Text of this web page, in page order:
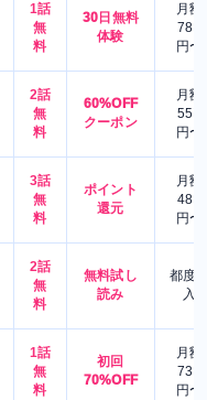
1話
無
料
30日無料
体験
月額
780
円〜
2話
無
料
60%OFF
クーポン
月額
550
円〜
3話
無
料
ポイント
還元
月額
480
円〜
2話
無
料
無料試し
読み
都度
入
1話
無
料
初回
70%OFF
月額
730
円〜